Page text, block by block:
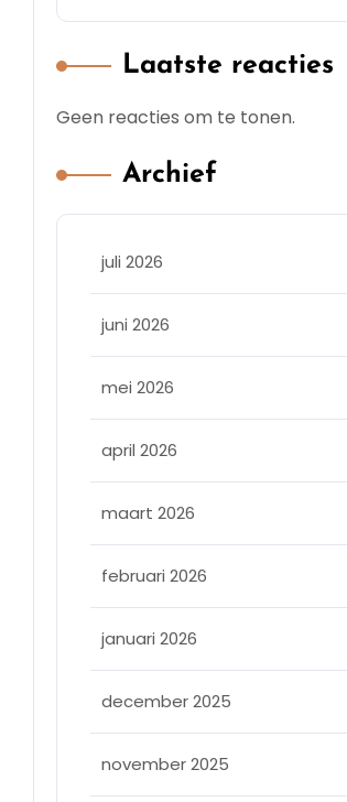
Laatste reacties
Geen reacties om te tonen.
Archief
juli 2026
juni 2026
mei 2026
april 2026
maart 2026
februari 2026
januari 2026
december 2025
november 2025